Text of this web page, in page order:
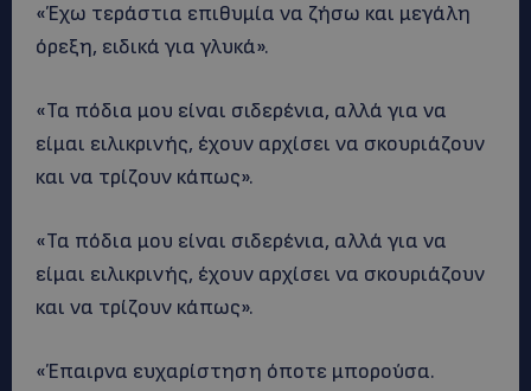
«Έχω τεράστια επιθυμία να ζήσω και μεγάλη
όρεξη, ειδικά για γλυκά».
«Τα πόδια μου είναι σιδερένια, αλλά για να
είμαι ειλικρινής, έχουν αρχίσει να σκουριάζουν
και να τρίζουν κάπως».
«Τα πόδια μου είναι σιδερένια, αλλά για να
είμαι ειλικρινής, έχουν αρχίσει να σκουριάζουν
και να τρίζουν κάπως».
«Έπαιρνα ευχαρίστηση όποτε μπορούσα.